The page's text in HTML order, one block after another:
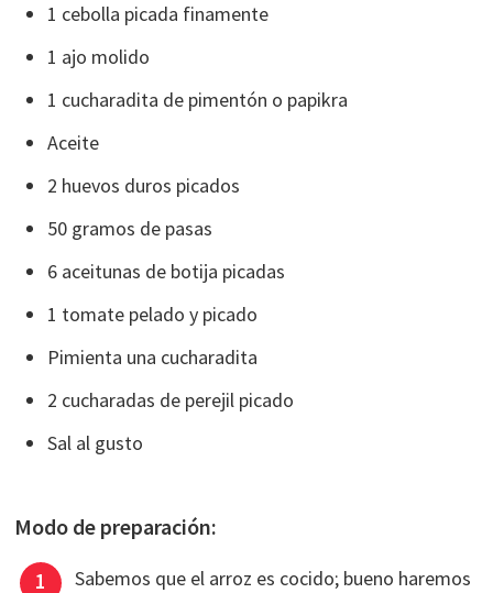
1 cebolla picada finamente
1 ajo molido
1 cucharadita de pimentón o papikra
Aceite
2 huevos duros picados
50 gramos de pasas
6 aceitunas de botija picadas
1 tomate pelado y picado
Pimienta una cucharadita
2 cucharadas de perejil picado
Sal al gusto
Modo de preparación:
Sabemos que el arroz es cocido; bueno haremos